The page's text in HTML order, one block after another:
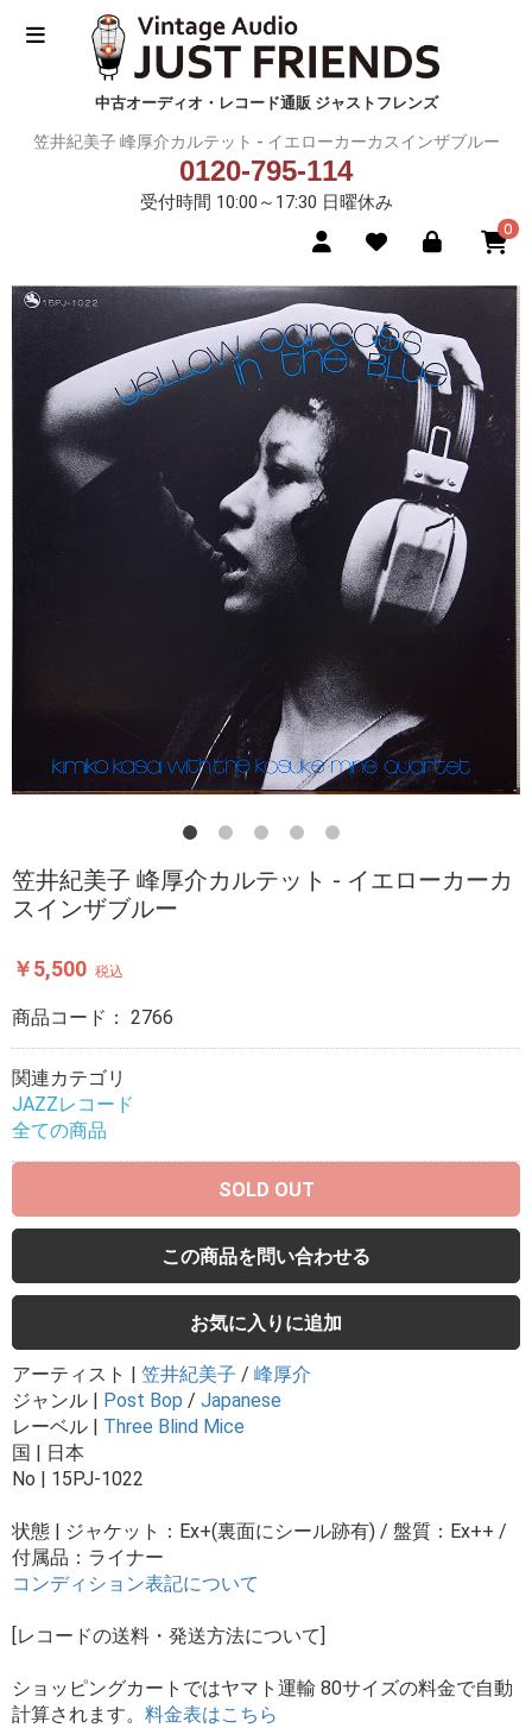
中古オーディオ・レコード通販 ジャストフレンズ
笠井紀美子 峰厚介カルテット - イエローカーカスインザブルー
0120-795-114
受付時間 10:00～17:30 日曜休み
0
笠井紀美子 峰厚介カルテット - イエローカーカ
スインザブルー
￥5,500 税込
商品コード： 2766
関連カテゴリ
JAZZレコード
全ての商品
SOLD OUT
この商品を問い合わせる
お気に入りに追加
アーティスト | 笠井紀美子 / 峰厚介
ジャンル | Post Bop / Japanese
レーベル | Three Blind Mice
国 | 日本
No | 15PJ-1022
状態 | ジャケット：Ex+(裏面にシール跡有) / 盤質：Ex++ /
付属品：ライナー
コンディション表記について
[レコードの送料・発送方法について]
ショッピングカートではヤマト運輸 80サイズの料金で自動
計算されます。 料金表はこちら